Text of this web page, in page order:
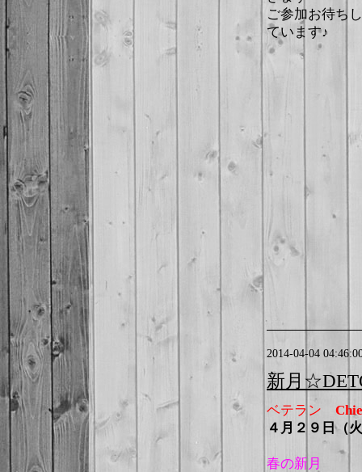
ご参加お待ちし
ています♪
2014-04-04
新月
ベテラン
４月２９日
春の新月